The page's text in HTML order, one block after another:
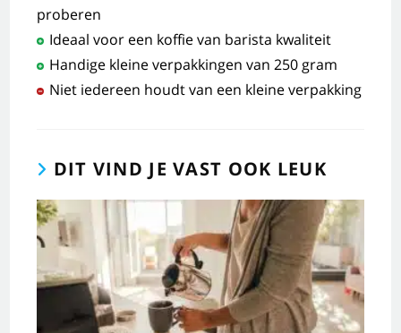
proberen
Ideaal voor een koffie van barista kwaliteit
Handige kleine verpakkingen van 250 gram
Niet iedereen houdt van een kleine verpakking
DIT VIND JE VAST OOK LEUK